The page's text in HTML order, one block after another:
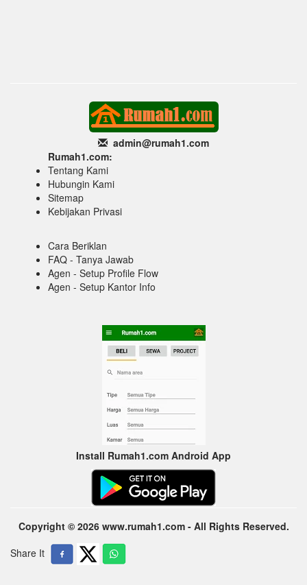
admin@rumah1.com
Rumah1.com:
Tentang Kami
Hubungin Kami
Sitemap
Kebijakan Privasi
Cara Beriklan
FAQ - Tanya Jawab
Agen - Setup Profile Flow
Agen - Setup Kantor Info
Install Rumah1.com Android App
Copyright © 2026 www.rumah1.com - All Rights Reserved.
Share It